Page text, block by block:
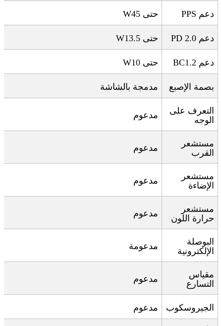
دعم حتى 45 W
دعم PD 2.0 حتى 13.5 W
دعم حتى 10 W
بصمة الإصبع مدمجة بالشاشة
التعرف على
الوجه
مدعوم
مستشعر
القرب
مدعوم
مستشعر
الإضاءة
مدعوم
مستشعر
حرارة اللون
مدعوم
البوصلة
الإلكترونية
مدعومة
مقياس
التسارع
مدعوم
الجيروسكوب مدعوم